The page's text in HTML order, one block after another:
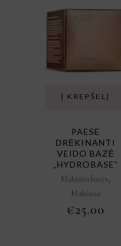
Į KREPŠELĮ
PAESE
DRĖKINANTI
VEIDO BAZĖ
„HYDROBASE”
Makiažo bazės,
Makiažui
€25.00